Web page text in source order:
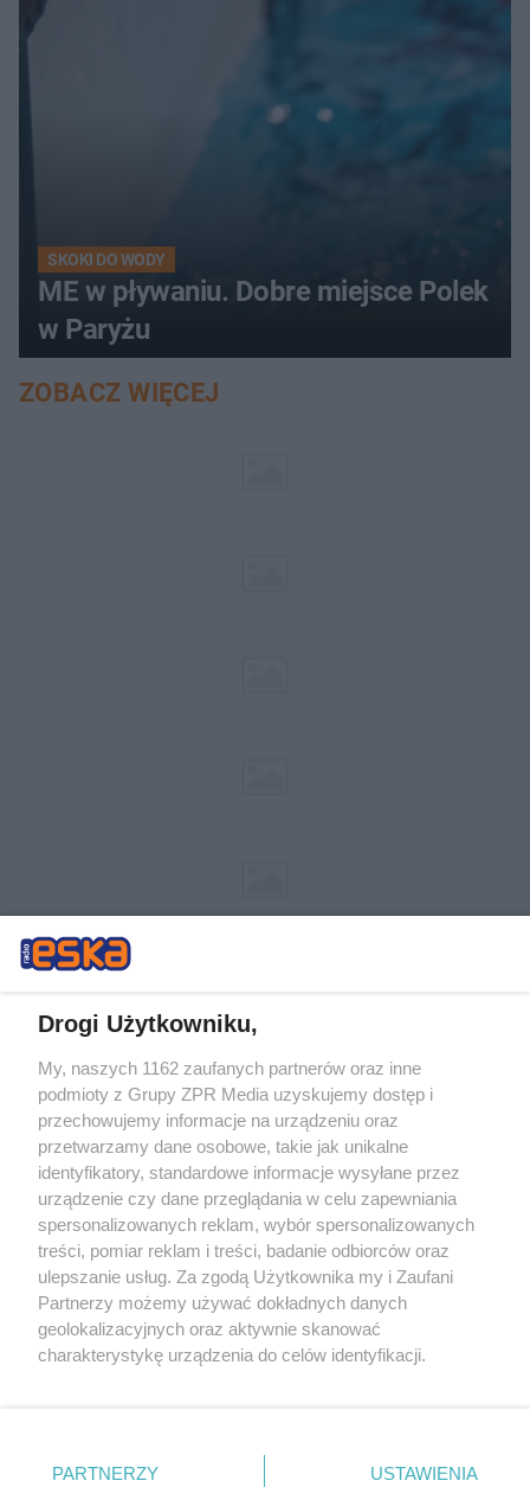
SKOKI DO WODY
ME w pływaniu. Dobre miejsce Polek
w Paryżu
ZOBACZ WIĘCEJ
Żaden utwór zamieszczony w serwisie nie może być powielany i
rozpowszechniany lub dalej rozpowszechniany w jakikolwiek sposób (w
tym także elektroniczny lub mechaniczny) na jakimkolwiek polu
eksploatacji w jakiejkolwiek formie, włącznie z umieszczaniem w
Internecie bez pisemnej zgody właściciela praw. Jakiekolwiek użycie lub
wykorzystanie utworów w całości lub w części z naruszeniem prawa,
tzn. bez właściwej zgody, jest zabronione pod groźbą kary i może być
ścigane prawnie.
Drogi Użytkowniku,
My, naszych 1162 zaufanych partnerów oraz inne
podmioty z Grupy ZPR Media uzyskujemy dostęp i
przechowujemy informacje na urządzeniu oraz
przetwarzamy dane osobowe, takie jak unikalne
identyfikatory, standardowe informacje wysyłane przez
urządzenie czy dane przeglądania w celu zapewniania
spersonalizowanych reklam, wybór spersonalizowanych
treści, pomiar reklam i treści, badanie odbiorców oraz
ulepszanie usług. Za zgodą Użytkownika my i Zaufani
Partnerzy możemy używać dokładnych danych
geolokalizacyjnych oraz aktywnie skanować
charakterystykę urządzenia do celów identyfikacji.
zmienić/wycofać klikając przycisk ustawień prywatności
PARTNERZY USTAWIENIA